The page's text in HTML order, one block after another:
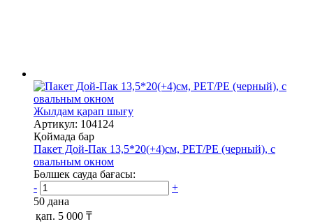
Жылдам қарап шығу
Артикул: 104124
Қоймада бар
Пакет Дой-Пак 13,5*20(+4)см, PET/PE (черный), с
овальным окном
Бөлшек сауда бағасы:
-
+
50 дана
қап. 5 000 ₸